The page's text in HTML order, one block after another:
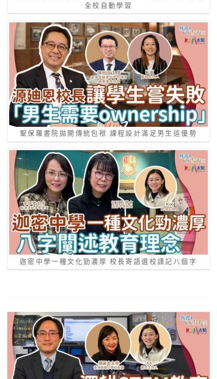
全校自動學習
聖保羅書院拋開傳統包袱 課程設計滿足男生這優勢
迦密中學一種文化勁濃厚 校長寄語選校謹記八個字